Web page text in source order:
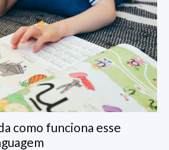
como funciona esse